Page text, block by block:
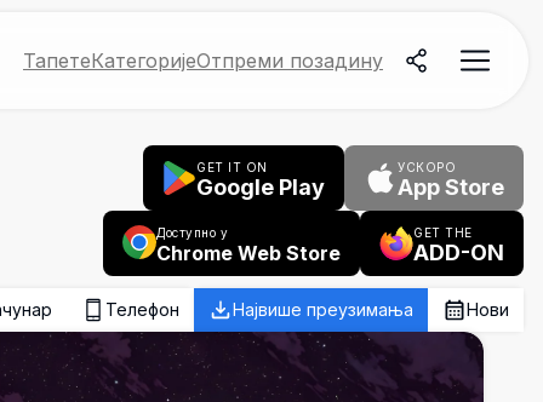
ТапетеКатегоријеОтпреми позадину
GET IT ON
Google Play
УСКОРО
App Store
Доступно у
Chrome Web Store
GET THE
ADD-ON
Телефон Највише преузимања Нови